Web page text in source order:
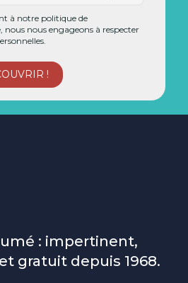
à notre politique de
nous nous engageons à respecter
: impertinent,
gratuit depuis 1968.